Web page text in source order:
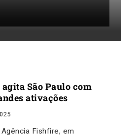
São Paulo com
ativações
Fishfire, em